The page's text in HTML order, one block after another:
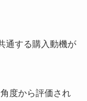
通する購入動機が
度から評価され